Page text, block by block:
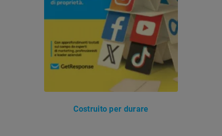
Costruito per durare